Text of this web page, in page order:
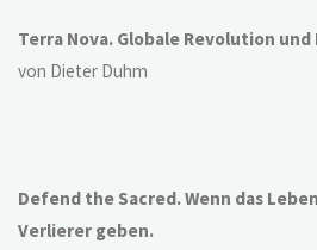
Terra Nova. Globale Revolution
von Dieter Duhm
Defend the Sacred. Wenn das
Verlierer geben.